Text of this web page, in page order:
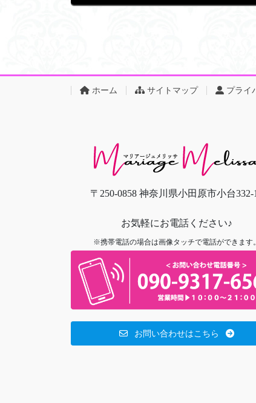
ホーム サイトマップ プライ
〒250-0858 神奈川県小田原市小台332-
お気軽にお電話ください♪
※携帯電話の場合は画像タッチで電話ができます。
お問い合わせはこちら